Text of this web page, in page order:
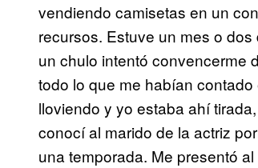
vendiendo camisetas en un
recursos. Estuve un mes o
un chulo intentó convencerme
todo lo que me habían
lloviendo y yo estaba ahí
conocí al marido de la actriz
una temporada. Me presentó